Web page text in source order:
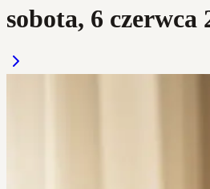
sobota, 6 czerwca